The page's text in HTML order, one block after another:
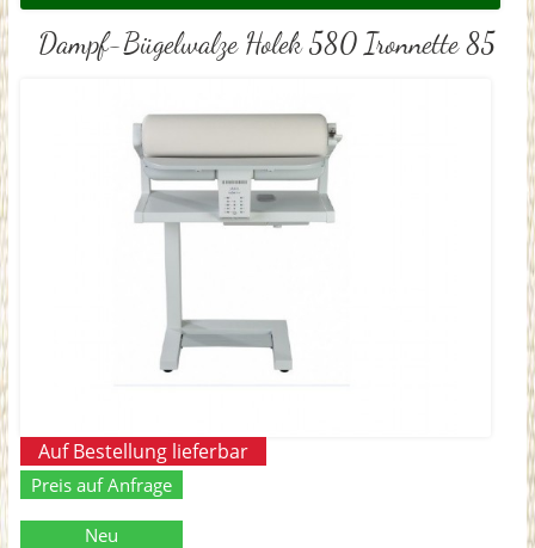
Dampf-Bügelwalze Holek 580 Ironnette 85
Auf Bestellung lieferbar
Preis auf Anfrage
Neu